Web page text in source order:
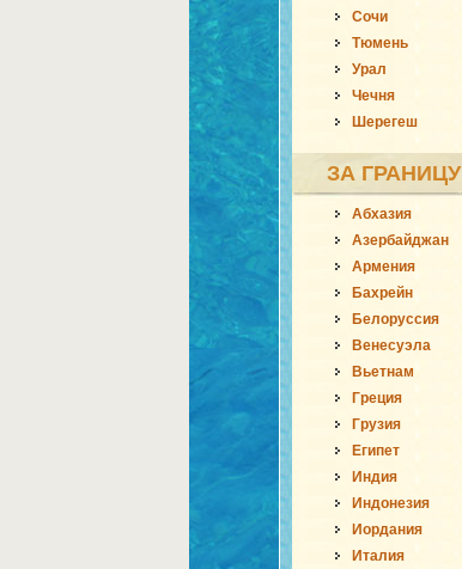
Сочи
Тюмень
Урал
Чечня
Шерегеш
ЗА ГРАНИЦУ
Абхазия
Азербайджан
Армения
Бахрейн
Белоруссия
Венесуэла
Вьетнам
Греция
Грузия
Египет
Индия
Индонезия
Иордания
Италия